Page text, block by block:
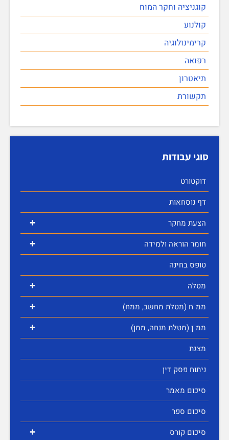
קוגניציה וחקר המוח
קולנוע
קרימינולוגיה
רפואה
תיאטרון
תקשורת
סוגי עבודות
דוקטורט
דף נוסחאות
+ הצעת מחקר
+
חומר הוראה ולמידה
טופס בחינה
+ מטלה
+ ממ"ח (מטלת מחשב, ממח)
+
ממ"ן (מטלת מנחה, ממן)
מצגת
ניתוח פסק דין
סיכום מאמר
סיכום ספר
+
סיכום קורס